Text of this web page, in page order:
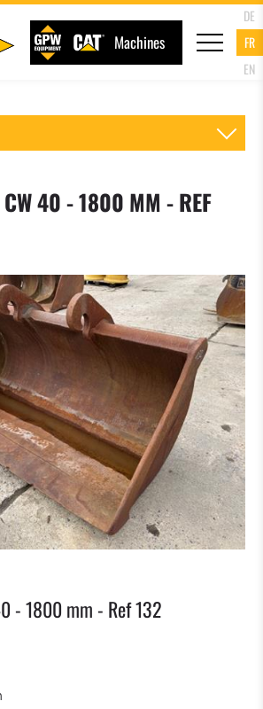
Machines
DE
FR
EN
PINCE
CW 40 - 1800 MM - REF
- 1800 mm - Ref 132